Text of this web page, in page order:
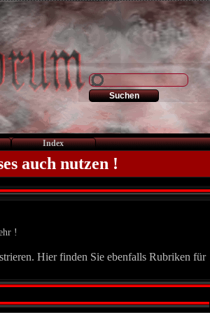
Index
auch nutzen !
!
Hier finden Sie ebenfalls Rubriken für